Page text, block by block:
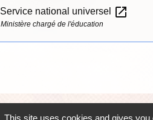
Service national universel open_in_new
Ministère chargé de l'éducation
This site uses cookies and gives